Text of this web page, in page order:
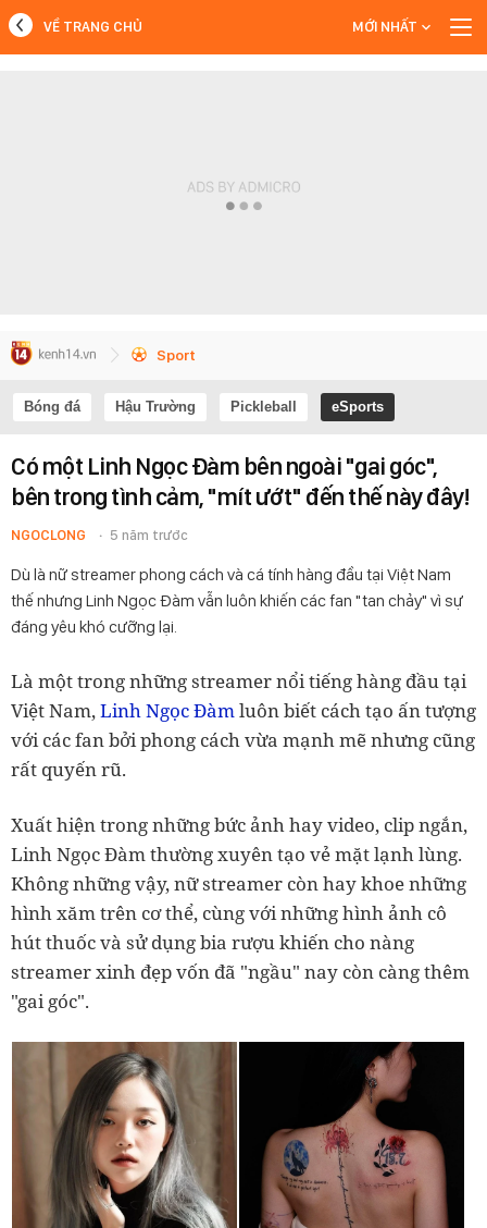
VỀ TRANG CHỦ MỚI NHẤT
Sport
Bóng đá Hậu Trường Pickleball eSports
Có một Linh Ngọc Đàm bên ngoài "gai góc",
bên trong tình cảm, "mít ướt" đến thế này đây!
NGOCLONG 5 năm trước
Dù là nữ streamer phong cách và cá tính hàng đầu tại Việt Nam
thế nhưng Linh Ngọc Đàm vẫn luôn khiến các fan "tan chảy" vì sự
đáng yêu khó cưỡng lại.
Là một trong những streamer nổi tiếng hàng đầu tại
Việt Nam,Linh Ngọc Đàmluôn biết cách tạo ấn tượng
với các fan bởi phong cách vừa mạnh mẽ nhưng cũng
rất quyến rũ.
Xuất hiện trong những bức ảnh hay video, clip ngắn,
Linh Ngọc Đàm thường xuyên tạo vẻ mặt lạnh lùng.
Không những vậy, nữ streamer còn hay khoe những
hình xăm trên cơ thể, cùng với những hình ảnh cô
hút thuốc và sử dụng bia rượu khiến cho nàng
streamer xinh đẹp vốn đã "ngầu" nay còn càng thêm
"gai góc".